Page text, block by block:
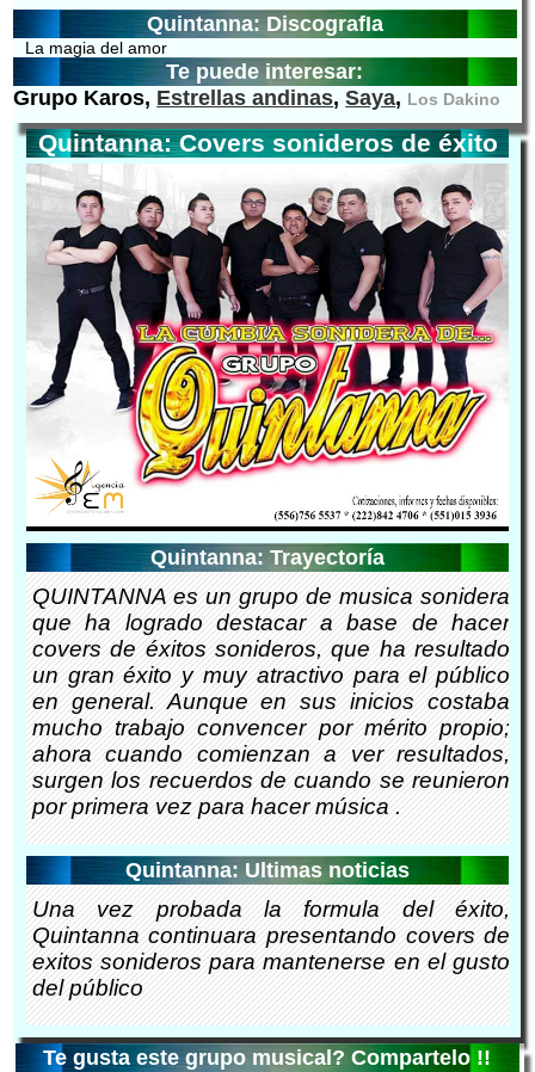
Quintanna: DiscografIa
La magia del amor
Te puede interesar:
Grupo Karos, Estrellas andinas,Saya, Los Dakino
Quintanna: Covers sonideros de éxito
Quintanna: Trayectoría
QUINTANNA es un grupo de musica sonidera
que ha logrado destacar a base de hacer
covers de éxitos sonideros, que ha resultado
un gran éxito y muy atractivo para el público
en general. Aunque en sus inicios costaba
mucho trabajo convencer por mérito propio;
ahora cuando comienzan a ver resultados,
surgen los recuerdos de cuando se reunieron
por primera vez para hacer música .
Quintanna: Ultimas noticias
Una vez probada la formula del éxito,
Quintanna continuara presentando covers de
exitos sonideros para mantenerse en el gusto
del público
Te gusta este grupo musical? Compartelo !!